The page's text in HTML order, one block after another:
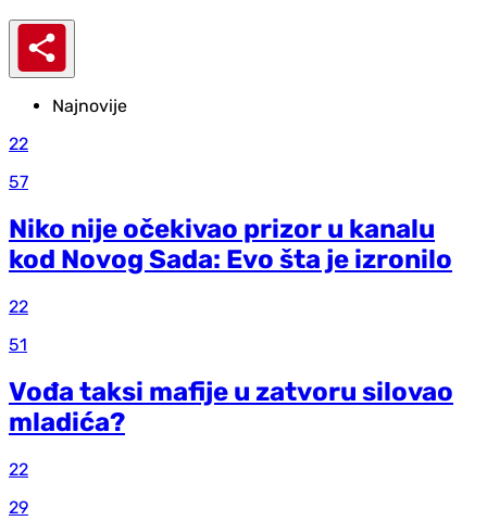
Najnovije
22
57
Niko nije očekivao prizor u kanalu
kod Novog Sada: Evo šta je izronilo
22
51
Vođa taksi mafije u zatvoru silovao
mladića?
22
29